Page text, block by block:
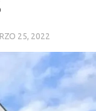
25, 2022